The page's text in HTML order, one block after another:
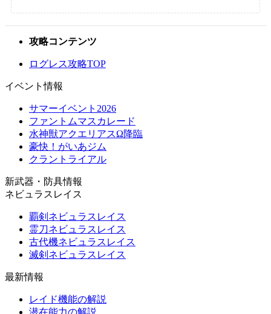
攻略コンテンツ
ログレス攻略TOP
イベント情報
サマーイベント2026
ファントムマスカレード
水神獣アクエリアスΩ降臨
豪快！がいあジム
クラントライアル
新武器・防具情報
ネビュラスレイス
覇剣ネビュラスレイス
霊刀ネビュラスレイス
古代機ネビュラスレイス
滅剣ネビュラスレイス
最新情報
レイド機能の解説
潜在能力の解説